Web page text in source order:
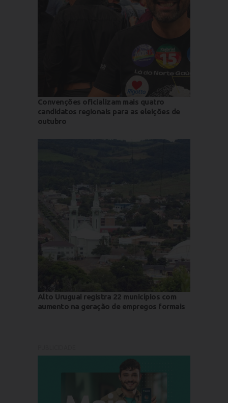
Convenções oficializam mais quatro
candidatos regionais para as eleições de
outubro
Alto Uruguai registra 22 municípios com
aumento na geração de empregos formais